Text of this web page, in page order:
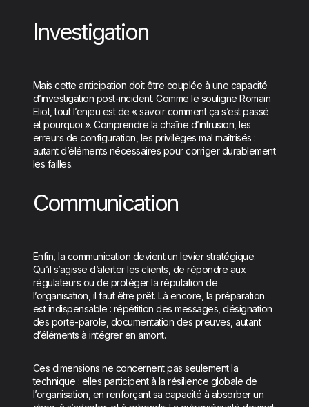
Investigation
Mais cette anticipation doit être couplée à une capacité
d’investigation post-incident. Comme le souligne Romain
Eliot, tout l’enjeu est de « savoir comment ça s’est passé
et pourquoi ». Comprendre la chaîne d’intrusion, les
erreurs de configuration, les privilèges mal maîtrisés :
autant d’éléments nécessaires pour corriger durablement
les failles.
Communication
Enfin, la communication devient un levier stratégique.
Qu’il s’agisse d’alerter les clients, de répondre aux
régulateurs ou de protéger la réputation de
l’organisation, il faut être prêt. Là encore, la préparation
est indispensable : répétition des messages, désignation
des porte-parole, documentation des preuves, autant
d’éléments à intégrer en amont.
Ces dimensions ne concernent pas seulement la
technique : elles participent à la résilience globale de
l’organisation, en renforçant sa capacité à absorber un